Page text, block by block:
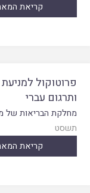
קריאת
פרוטוקול
ותרגום עברי
מחלקת הבריאות של
תשסט
קריאת